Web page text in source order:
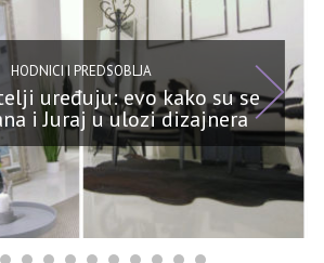
HODNICI I PREDSOBLJA
uređuju: evo kako su se
i Juraj u ulozi dizajnera